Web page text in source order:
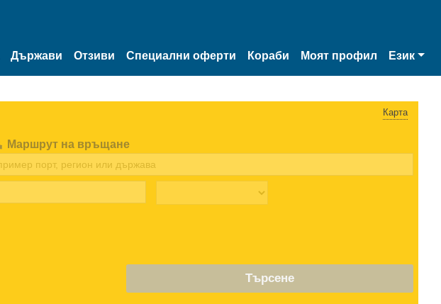
Държави Отзиви Специални оферти Кораби Моят профил Език
Карта
Маршрут на връщане
Търсене